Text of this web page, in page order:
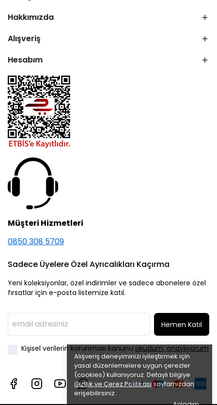
Alışveriş deneyiminizi iyileştirmek için
yasal düzenlemelere uygun çerezler
(cookies) kullanıyoruz. Detaylı bilgiye
Gizlilik ve Çerez Politikasısayfamızdan
erişebilirsiniz.
Hakkımızda
Alışveriş
Hesabım
Müşteri Hizmetleri
0850 308 5709
Sadece Üyelere Özel Ayrıcalıkları Kaçırma
Yeni koleksiyonlar, özel indirimler ve sadece abonelere özel
fırsatlar için e-posta listemize katıl.
Hemen Katıl
Kişisel verilerin korunması kanunu okudum, onaylıyorum